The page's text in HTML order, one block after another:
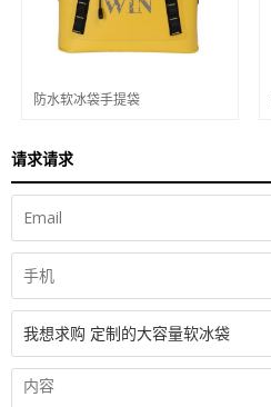
防水软冰袋手提袋
请求请求